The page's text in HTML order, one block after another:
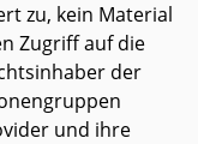
zu, kein Material
Zugriff auf die
der
und ihre